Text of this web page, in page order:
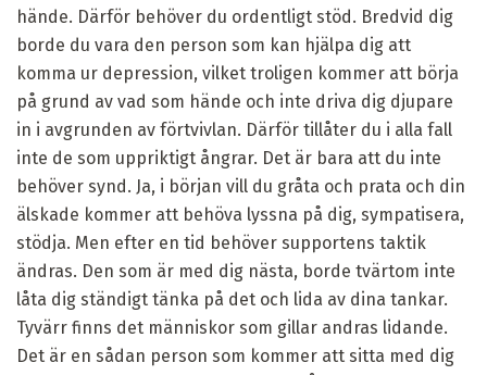
hände. Därför behöver du ordentligt stöd. Bredvid dig
borde du vara den person som kan hjälpa dig att
komma ur depression, vilket troligen kommer att börja
på grund av vad som hände och inte driva dig djupare
in i avgrunden av förtvivlan. Därför tillåter du i alla fall
inte de som uppriktigt ångrar. Det är bara att du inte
behöver synd. Ja, i början vill du gråta och prata och din
älskade kommer att behöva lyssna på dig, sympatisera,
stödja. Men efter en tid behöver supportens taktik
ändras. Den som är med dig nästa, borde tvärtom inte
låta dig ständigt tänka på det och lida av dina tankar.
Tyvärr finns det människor som gillar andras lidande.
Det är en sådan person som kommer att sitta med dig